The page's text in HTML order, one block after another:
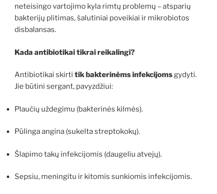
neteisingo vartojimo kyla rimtų problemų – atsparių
bakterijų plitimas, šalutiniai poveikiai ir mikrobiotos
disbalansas.
Kada antibiotikai tikrai reikalingi?
Antibiotikai skirti tik bakterinėms infekcijomsgydyti.
Jie būtini sergant, pavyzdžiui:
Plaučių uždegimu (bakterinės kilmės).
Pūlinga angina (sukelta streptokokų).
Šlapimo takų infekcijomis (daugeliu atvejų).
Sepsiu, meningitu ir kitomis sunkiomis infekcijomis.